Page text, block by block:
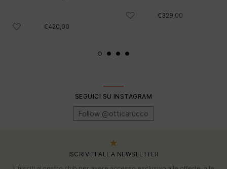
€420,00
€329,00
SEGUICI SU INSTAGRAM
Follow @otticarucco
ISCRIVITI ALLA NEWSLETTER